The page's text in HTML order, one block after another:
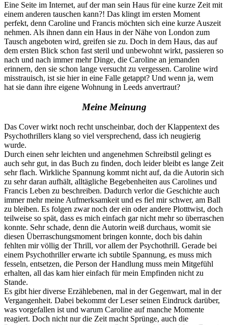
Eine Seite im Internet, auf der man sein Haus für eine kurze Zeit mit
einem anderen tauschen kann?! Das klingt im ersten Moment
perfekt, denn Caroline und Francis möchten sich eine kurze Auszeit
nehmen. Als ihnen dann ein Haus in der Nähe von London zum
Tausch angeboten wird, greifen sie zu. Doch in dem Haus, das auf
dem ersten Blick schon fast steril und unbewohnt wirkt, passieren so
nach und nach immer mehr Dinge, die Caroline an jemanden
erinnern, den sie schon lange versucht zu vergessen. Caroline wird
misstrauisch, ist sie hier in eine Falle getappt? Und wenn ja, wem
hat sie dann ihre eigene Wohnung in Leeds anvertraut?
Meine Meinung
Das Cover wirkt noch recht unscheinbar, doch der Klappentext des
Psychothrillers klang so viel versprechend, dass ich neugierig
wurde.
Durch einen sehr leichten und angenehmen Schreibstil gelingt es
auch sehr gut, in das Buch zu finden, doch leider bleibt es lange Zeit
sehr flach. Wirkliche Spannung kommt nicht auf, da die Autorin sich
zu sehr daran aufhält, alltägliche Begebenheiten aus Carolines und
Francis Leben zu beschreiben. Dadurch verlor die Geschichte auch
immer mehr meine Aufmerksamkeit und es fiel mir schwer, am Ball
zu bleiben. Es folgen zwar noch der ein oder andere Plotttwist, doch
teilweise so spät, dass es mich einfach gar nicht mehr so überraschen
konnte. Sehr schade, denn die Autorin weiß durchaus, womit sie
diesen Überraschungsmoment bringen konnte, doch bis dahin
fehlten mir völlig der Thrill, vor allem der Psychothrill. Gerade bei
einem Psychothriller erwarte ich subtile Spannung, es muss mich
fesseln, entsetzen, die Person der Handlung muss mein Mitgefühl
erhalten, all das kam hier einfach für mein Empfinden nicht zu
Stande.
Es gibt hier diverse Erzählebenen, mal in der Gegenwart, mal in der
Vergangenheit. Dabei bekommt der Leser seinen Eindruck darüber,
was vorgefallen ist und warum Caroline auf manche Momente
reagiert. Doch nicht nur die Zeit macht Sprünge, auch die